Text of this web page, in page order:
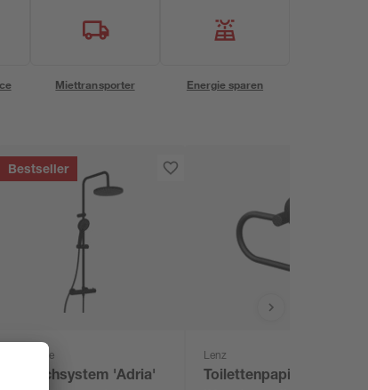
Miettransporter Energie sparen
Bestseller
Schütte
Duschsystem 'Adria'
Lenz
Toilettenpapierhalter